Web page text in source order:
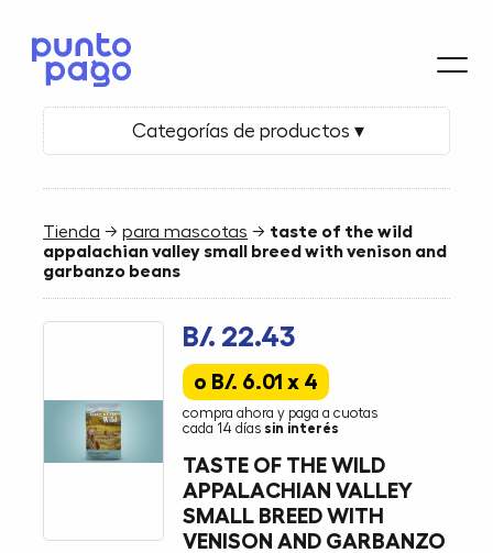
Categorías de productos ▾
Tienda →para mascotas → taste of the wild
appalachian valley small breed with venison and
garbanzo beans
B/. 22.43
o B/. 6.01 x 4
compra ahora y paga a cuotas
cada 14 días sin interés
TASTE OF THE WILD
APPALACHIAN VALLEY
SMALL BREED WITH
VENISON AND GARBANZO